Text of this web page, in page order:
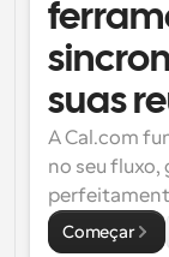
suas
A Cal.com
no seu
Começar